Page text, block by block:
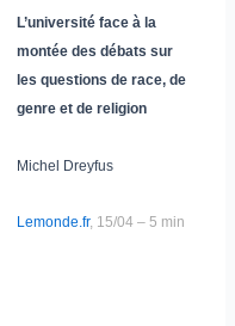
L’université face à la
montée des débats sur
les questions de race, de
genre et de religion
Michel Dreyfus
Lemonde.fr, 15/04 – 5 min